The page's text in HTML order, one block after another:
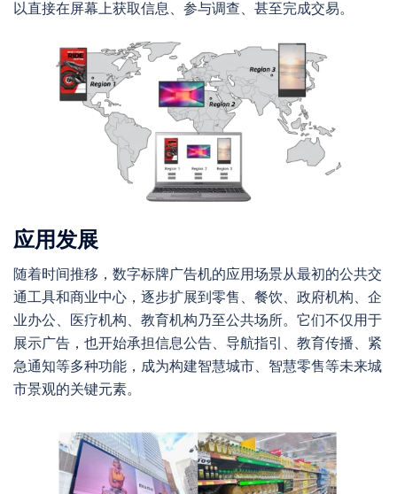
以直接在屏幕上获取信息、参与调查、甚至完成交易。
应用发展
随着时间推移，数字标牌广告机的应用场景从最初的公共交
通工具和商业中心，逐步扩展到零售、餐饮、政府机构、企
业办公、医疗机构、教育机构乃至公共场所。它们不仅用于
展示广告，也开始承担信息公告、导航指引、教育传播、紧
急通知等多种功能，成为构建智慧城市、智慧零售等未来城
市景观的关键元素。